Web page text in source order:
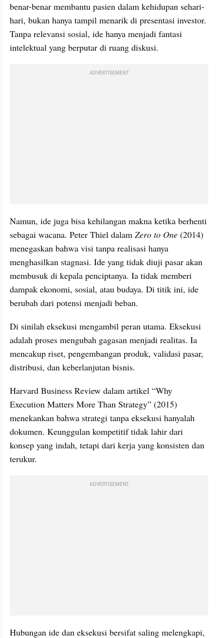
benar-benar membantu pasien dalam kehidupan sehari-
hari, bukan hanya tampil menarik di presentasi investor.
Tanpa relevansi sosial, ide hanya menjadi fantasi
intelektual yang berputar di ruang diskusi.
ADVERTISEMENT
Namun, ide juga bisa kehilangan makna ketika berhenti
sebagai wacana. Peter Thiel dalam Zero to One (2014)
menegaskan bahwa visi tanpa realisasi hanya
menghasilkan stagnasi. Ide yang tidak diuji pasar akan
membusuk di kepala penciptanya. Ia tidak memberi
dampak ekonomi, sosial, atau budaya. Di titik ini, ide
berubah dari potensi menjadi beban.
Di sinilah eksekusi mengambil peran utama. Eksekusi
adalah proses mengubah gagasan menjadi realitas. Ia
mencakup riset, pengembangan produk, validasi pasar,
distribusi, dan keberlanjutan bisnis.
Harvard Business Review dalam artikel “Why
Execution Matters More Than Strategy” (2015)
menekankan bahwa strategi tanpa eksekusi hanyalah
dokumen. Keunggulan kompetitif tidak lahir dari
konsep yang indah, tetapi dari kerja yang konsisten dan
terukur.
ADVERTISEMENT
Hubungan ide dan eksekusi bersifat saling melengkapi,